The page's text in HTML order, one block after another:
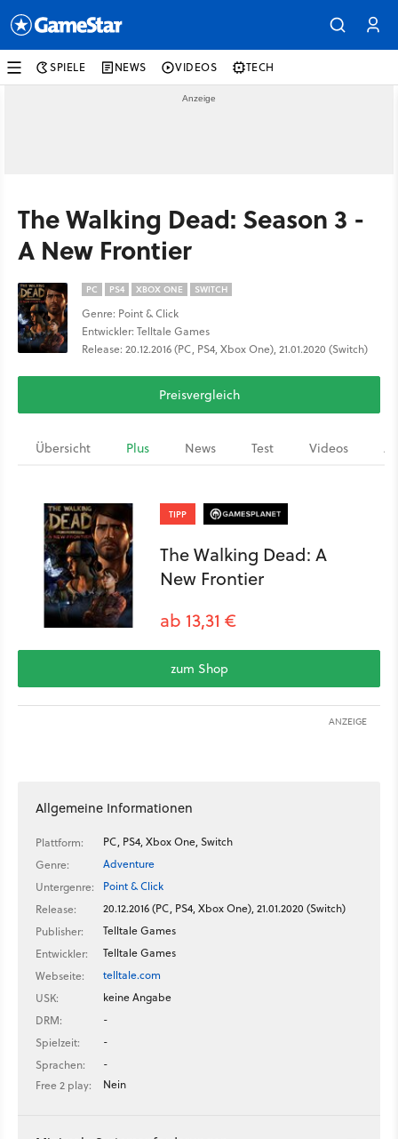
SPIELE NEWS VIDEOS TECH
The Walking Dead: Season 3 -
A New Frontier
PC PS4 XBOX ONE SWITCH
Genre: Point & Click
Entwickler: Telltale Games
Release: 20.12.2016 (PC, PS4, Xbox One), 21.01.2020 (Switch)
Preisvergleich
Übersicht Plus News Test Videos
TIPP
The Walking Dead: A
New Frontier
ab 13,31 €
zum Shop
ANZEIGE
Allgemeine Informationen
Plattform:
PC, PS4, Xbox One, Switch
Genre:
Adventure
Untergenre:
Point & Click
Release:
20.12.2016 (PC, PS4, Xbox One), 21.01.2020 (Switch)
Publisher:
Telltale Games
Entwickler:
Telltale Games
Webseite:
telltale.com
USK:
keine Angabe
DRM:
-
Spielzeit:
-
Sprachen:
-
Free 2 play:
Nein